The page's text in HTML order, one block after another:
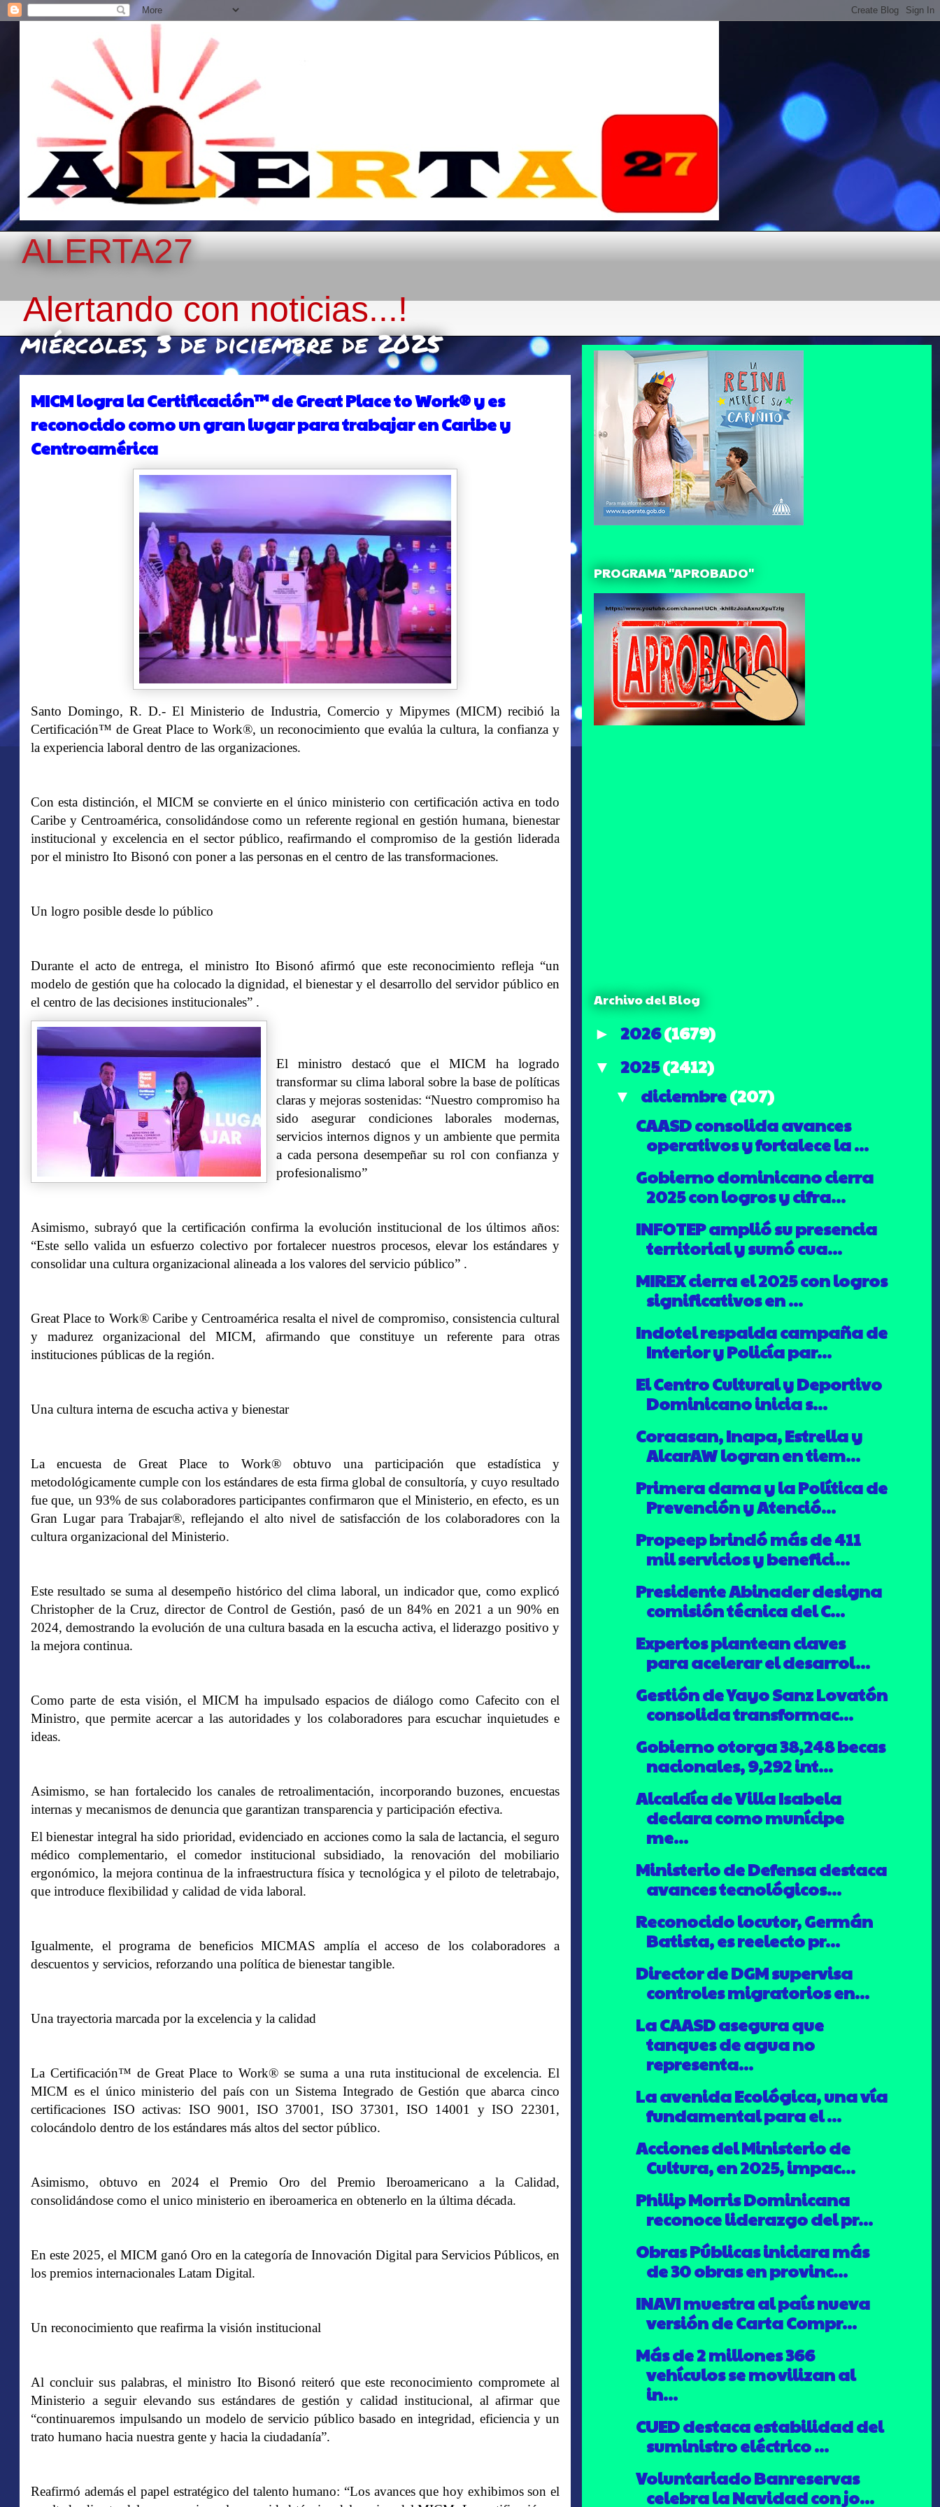
ALERTA27
Alertando con noticias...!
miércoles, 3 de diciembre de 2025
MICM logra la Certificación™ de Great Place to Work® y es
reconocido como un gran lugar para trabajar en Caribe y
Centroamérica
Santo Domingo, R. D.- El Ministerio de Industria, Comercio y Mipymes (MICM) recibió la
Certificación™ de Great Place to Work®, un reconocimiento que evalúa la cultura, la confianza y
la experiencia laboral dentro de las organizaciones.
Con esta distinción, el MICM se convierte en el único ministerio con certificación activa en todo
Caribe y Centroamérica, consolidándose como un referente regional en gestión humana, bienestar
institucional y excelencia en el sector público, reafirmando el compromiso de la gestión liderada
por el ministro Ito Bisonó con poner a las personas en el centro de las transformaciones.
Un logro posible desde lo público
Durante el acto de entrega, el ministro Ito Bisonó afirmó que este reconocimiento refleja “un
modelo de gestión que ha colocado la dignidad, el bienestar y el desarrollo del servidor público en
el centro de las decisiones institucionales” .
El ministro destacó que el MICM ha logrado
transformar su clima laboral sobre la base de políticas
claras y mejoras sostenidas: “Nuestro compromiso ha
sido asegurar condiciones laborales modernas,
servicios internos dignos y un ambiente que permita
a cada persona desempeñar su rol con confianza y
profesionalismo”
Asimismo, subrayó que la certificación confirma la evolución institucional de los últimos años:
“Este sello valida un esfuerzo colectivo por fortalecer nuestros procesos, elevar los estándares y
consolidar una cultura organizacional alineada a los valores del servicio público” .
Great Place to Work® Caribe y Centroamérica resalta el nivel de compromiso, consistencia cultural
y madurez organizacional del MICM, afirmando que constituye un referente para otras
instituciones públicas de la región.
Una cultura interna de escucha activa y bienestar
La encuesta de Great Place to Work® obtuvo una participación que estadística y
metodológicamente cumple con los estándares de esta firma global de consultoría, y cuyo resultado
fue que, un 93% de sus colaboradores participantes confirmaron que el Ministerio, en efecto, es un
Gran Lugar para Trabajar®, reflejando el alto nivel de satisfacción de los colaboradores con la
cultura organizacional del Ministerio.
Este resultado se suma al desempeño histórico del clima laboral, un indicador que, como explicó
Christopher de la Cruz, director de Control de Gestión, pasó de un 84% en 2021 a un 90% en
2024, demostrando la evolución de una cultura basada en la escucha activa, el liderazgo positivo y
la mejora continua.
Como parte de esta visión, el MICM ha impulsado espacios de diálogo como Cafecito con el
Ministro, que permite acercar a las autoridades y los colaboradores para escuchar inquietudes e
ideas.
Asimismo, se han fortalecido los canales de retroalimentación, incorporando buzones, encuestas
internas y mecanismos de denuncia que garantizan transparencia y participación efectiva.
El bienestar integral ha sido prioridad, evidenciado en acciones como la sala de lactancia, el seguro
médico complementario, el comedor institucional subsidiado, la renovación del mobiliario
ergonómico, la mejora continua de la infraestructura física y tecnológica y el piloto de teletrabajo,
que introduce flexibilidad y calidad de vida laboral.
Igualmente, el programa de beneficios MICMAS amplía el acceso de los colaboradores a
descuentos y servicios, reforzando una política de bienestar tangible.
Una trayectoria marcada por la excelencia y la calidad
La Certificación™ de Great Place to Work® se suma a una ruta institucional de excelencia. El
MICM es el único ministerio del país con un Sistema Integrado de Gestión que abarca cinco
certificaciones ISO activas: ISO 9001, ISO 37001, ISO 37301, ISO 14001 y ISO 22301,
colocándolo dentro de los estándares más altos del sector público.
Asimismo, obtuvo en 2024 el Premio Oro del Premio Iberoamericano a la Calidad,
consolidándose como el unico ministerio en iberoamerica en obtenerlo en la última década.
En este 2025, el MICM ganó Oro en la categoría de Innovación Digital para Servicios Públicos, en
los premios internacionales Latam Digital.
Un reconocimiento que reafirma la visión institucional
Al concluir sus palabras, el ministro Ito Bisonó reiteró que este reconocimiento compromete al
Ministerio a seguir elevando sus estándares de gestión y calidad institucional, al afirmar que
“continuaremos impulsando un modelo de servicio público basado en integridad, eficiencia y un
trato humano hacia nuestra gente y hacia la ciudadanía”.
Reafirmó además el papel estratégico del talento humano: “Los avances que hoy exhibimos son el
PROGRAMA "APROBADO"
Archivo del Blog
► 2026(1679)
▼ 2025(2412)
▼ diciembre(207)
CAASD consolida avances
operativos y fortalece la ...
Gobierno dominicano cierra
2025 con logros y cifra...
INFOTEP amplió su presencia
territorial y sumó cua...
MIREX cierra el 2025 con logros
significativos en ...
Indotel respalda campaña de
Interior y Policía par...
El Centro Cultural y Deportivo
Dominicano inicia s...
Coraasan, Inapa, Estrella y
AlcarAW logran en tiem...
Primera dama y la Política de
Prevención y Atenció...
Propeep brindó más de 411
mil servicios y benefici...
Presidente Abinader designa
comisión técnica del C...
Expertos plantean claves
para acelerar el desarrol...
Gestión de Yayo Sanz Lovatón
consolida transformac...
Gobierno otorga 38,248 becas
nacionales, 9,292 int...
Alcaldía de Villa Isabela
declara como munícipe
me...
Ministerio de Defensa destaca
avances tecnológicos...
Reconocido locutor, Germán
Batista, es reelecto pr...
Director de DGM supervisa
controles migratorios en...
La CAASD asegura que
tanques de agua no
representa...
La avenida Ecológica, una vía
fundamental para el ...
Acciones del Ministerio de
Cultura, en 2025, impac...
Philip Morris Dominicana
reconoce liderazgo del pr...
Obras Públicas iniciara más
de 30 obras en provinc...
INAVI muestra al país nueva
versión de Carta Compr...
Más de 2 millones 366
vehículos se movilizan al
in...
CUED destaca estabilidad del
suministro eléctrico ...
Voluntariado Banreservas
celebra la Navidad con jo...